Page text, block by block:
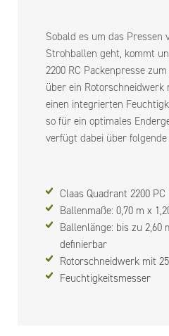
Sobald es um das Pressen
Strohballen geht, kommt
2200 RC Packenpresse
über ein Rotorschneidwerk
einen integrierten
so für ein optimales
verfügt dabei über folgende
Claas Quadrant 2200
Ballenmaße: 0,70 m x
Ballenlänge: bis zu 2,60
definierbar
Rotorschneidwerk mit
Feuchtigkeitsmesser